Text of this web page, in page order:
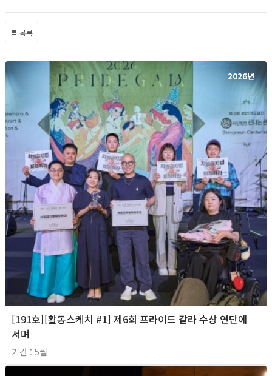
목록
2026년
[191호][활동스케치 #1] 제6회 프라이드 갈라 수상 연단에
서며
기간 : 5월